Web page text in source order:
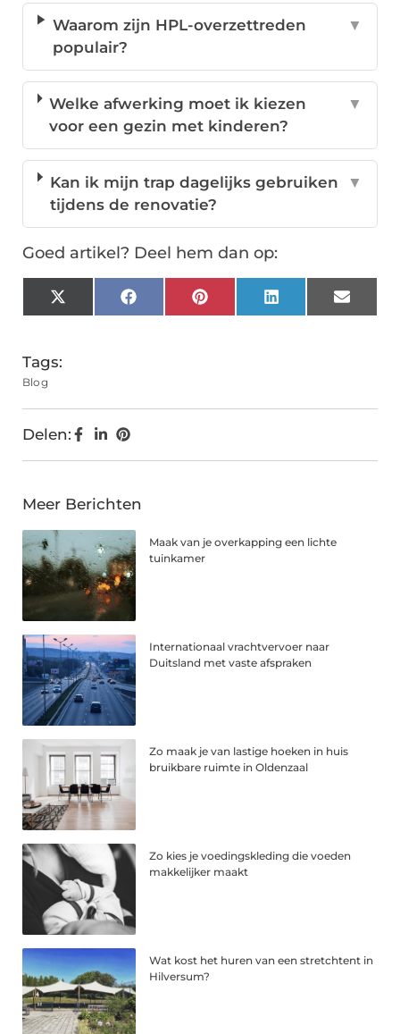
Waarom zijn HPL-overzettreden
populair?
▼
Welke afwerking moet ik kiezen
voor een gezin met kinderen?
▼
Kan ik mijn trap dagelijks gebruiken
tijdens de renovatie?
▼
Goed artikel? Deel hem dan op:
X
(Twitter)
FacebookPinterestLinkedInEmail
Tags:
Blog
Delen:
Meer Berichten
Maak van je overkapping een lichte
tuinkamer
Internationaal vrachtvervoer naar
Duitsland met vaste afspraken
Zo maak je van lastige hoeken in huis
bruikbare ruimte in Oldenzaal
Zo kies je voedingskleding die voeden
makkelijker maakt
Wat kost het huren van een stretchtent in
Hilversum?